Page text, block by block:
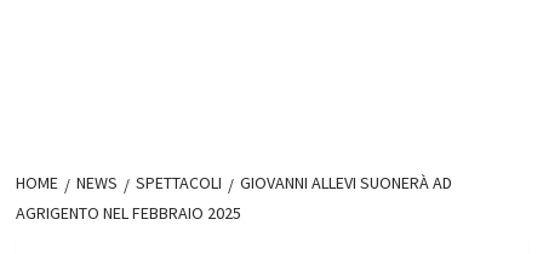
HOME NEWS SPETTACOLI
GIOVANNI ALLEVI SUONERÀ AD
AGRIGENTO NEL FEBBRAIO 2025